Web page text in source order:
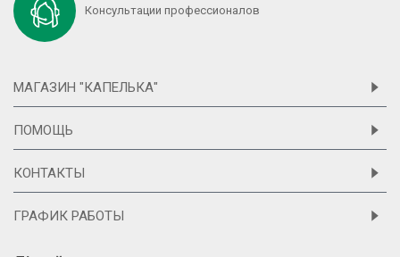
Консультации профессионалов
МАГАЗИН "КАПЕЛЬКА"
ПОМОЩЬ
КОНТАКТЫ
ГРАФИК РАБОТЫ